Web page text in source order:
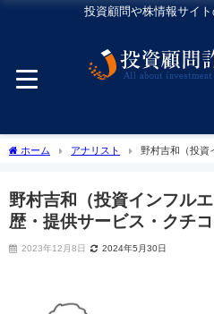
投資顧問や株情報サイ
ホーム アナリスト
野村吉和（投資
野村吉和（投資インフル
歴・提供サービス・クチ
2023年12月8日 2024年5月30日